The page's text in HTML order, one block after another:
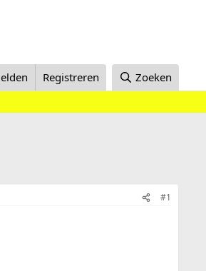
Registreren Zoeken
#1